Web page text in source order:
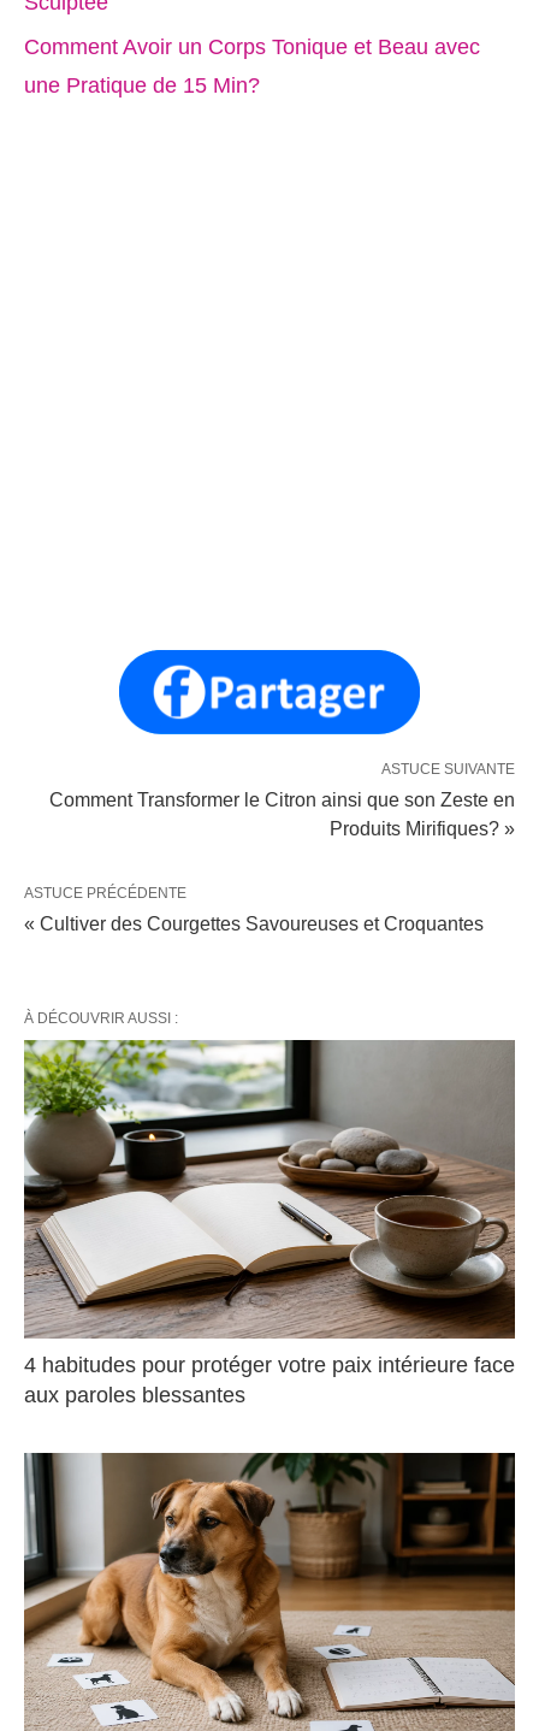
Comment Avoir un Corps Tonique et Beau avec
une Pratique de 15 Min?
ASTUCE SUIVANTE
Comment Transformer le Citron ainsi que son Zeste en
Produits Mirifiques? »
ASTUCE PRÉCÉDENTE
« Cultiver des Courgettes Savoureuses et Croquantes
À DÉCOUVRIR AUSSI :
4 habitudes pour protéger votre paix intérieure face
aux paroles blessantes